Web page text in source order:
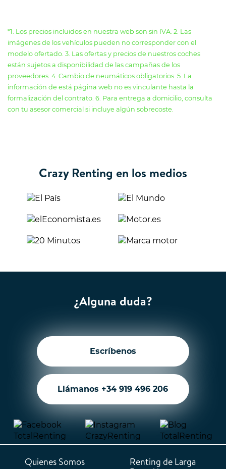
*1. Los precios incluidos en nuestra web son sin IVA. 2. Las
imágenes de los vehículos pueden no corresponder con el
modelo ofertado. 3. Las ofertas y precios de nuestros coches
están sujetos a disponibilidad de las campañas de los
proveedores. 4. Cambio de neumáticos obligatorios. 5. La
información de está página web no es vinculante hasta la
formalización del contrato. 6. Para entrega a domicilio, consulta
con tu asesor comercial si incluye algún sobrecoste.
Crazy Renting en los medios
¿Alguna duda?
Escríbenos
Llámanos +34 919 496 206
Quienes Somos
Renting de Larga